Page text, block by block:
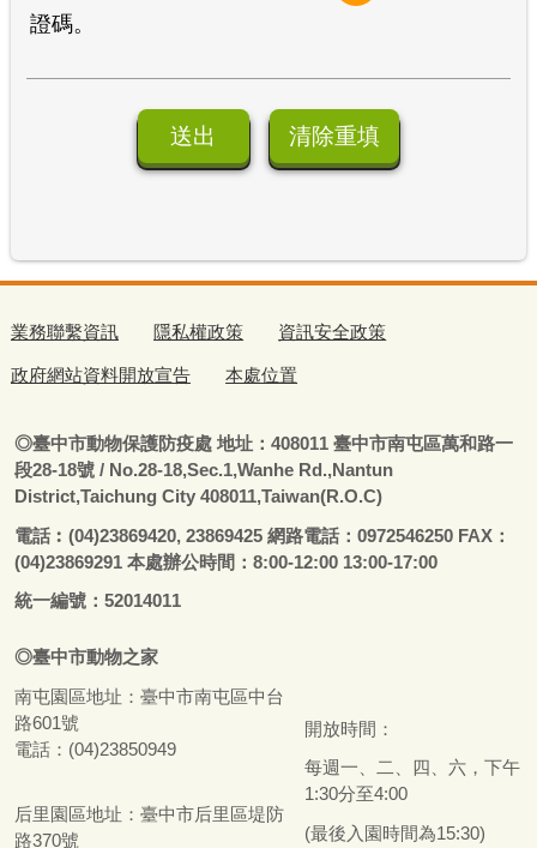
證碼。
業務聯繫資訊 隱私權政策 資訊安全政策
政府網站資料開放宣告 本處位置
◎臺中市動物保護防疫處地址：408011 臺中市南屯區萬和路一
段28-18號 / No.28-18,Sec.1,Wanhe Rd.,Nantun
District,Taichung City 408011,Taiwan(R.O.C)
電話︰ (04)23869420, 23869425 網路電話：0972546250 FAX：
(04)23869291 本處辦公時間：8:00-12:00 13:00-17:00
統一編號：52014011
◎臺中市動物之家
南屯園區地址： 臺中市南屯區中台
路601號
電話：(04)23850949
后里園區地址： 臺中市后里區堤防
路370號
開放時間：
每週一、二、四、六，下午
1:30分至4:00
(最後入園時間為15:30)